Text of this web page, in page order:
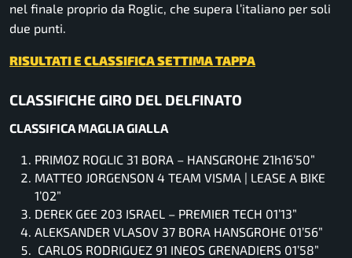
nel finale proprio da Roglic, che supera l’italiano per soli
due punti.
RISULTATI E CLASSIFICA SETTIMA TAPPA
CLASSIFICHE GIRO DEL DELFINATO
CLASSIFICA MAGLIA GIALLA
PRIMOZ ROGLIC 31 BORA – HANSGROHE 21h16’50”
MATTEO JORGENSON 4 TEAM VISMA | LEASE A BIKE
1’02”
DEREK GEE 203 ISRAEL – PREMIER TECH 01’13”
ALEKSANDER VLASOV 37 BORA HANSGROHE 01’56”
CARLOS RODRIGUEZ 91 INEOS GRENADIERS 01’58”